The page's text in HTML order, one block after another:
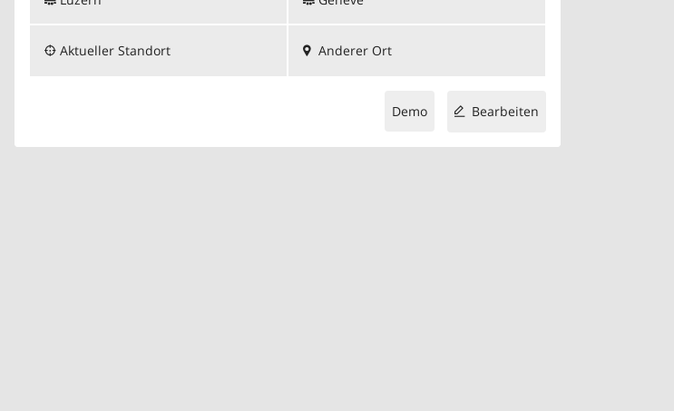
Aktueller Standort Anderer Ort
Bearbeiten
Demo